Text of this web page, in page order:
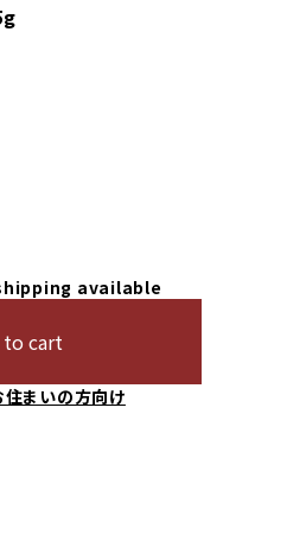
available
to cart
まいの方向け